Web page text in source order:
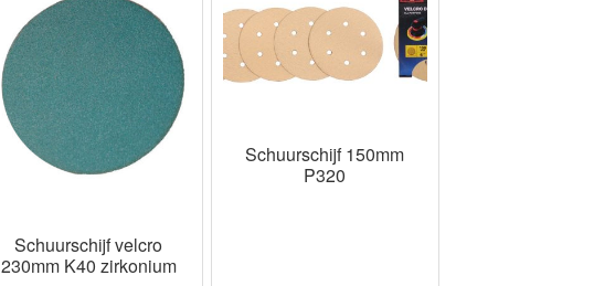
Schuurschijf velcro
230mm K40 zirkonium
Schuurschijf 150mm
P320